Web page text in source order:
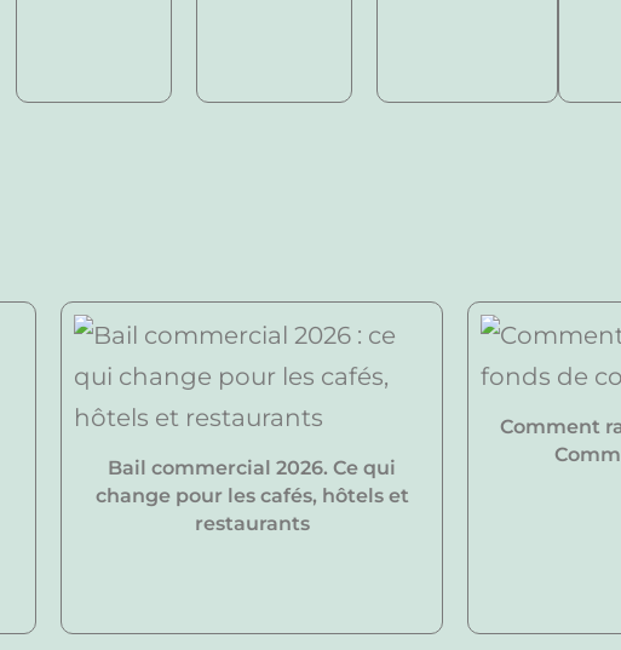
Bail commercial 2026. Ce qui
change pour les cafés, hôtels et
restaurants
Comment